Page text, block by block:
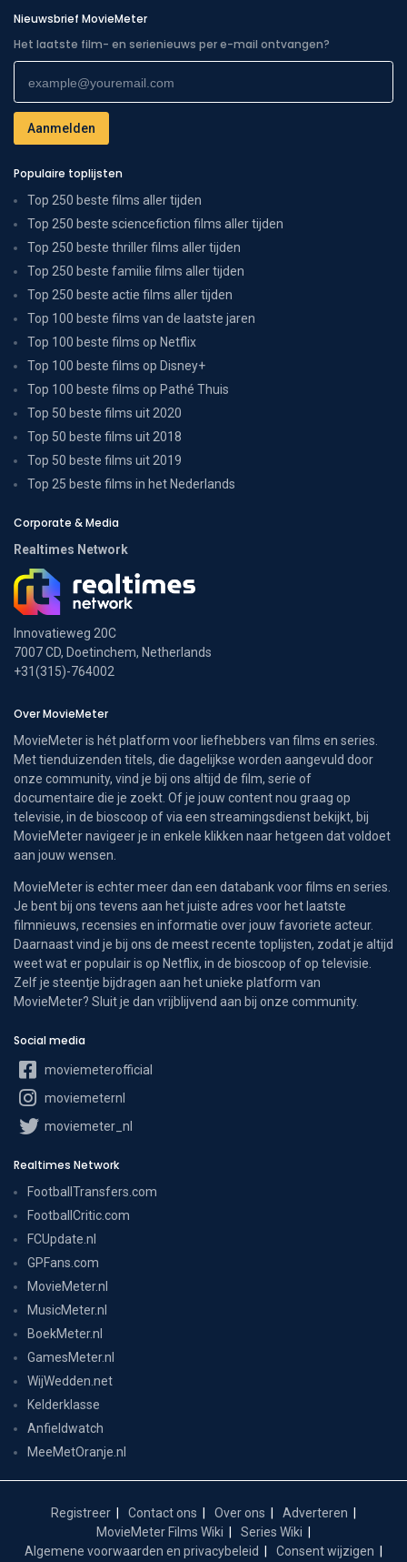
Nieuwsbrief MovieMeter
Het laatste film- en serienieuws per e-mail ontvangen?
Populaire toplijsten
Top 250 beste films aller tijden
Top 250 beste sciencefiction films aller tijden
Top 250 beste thriller films aller tijden
Top 250 beste familie films aller tijden
Top 250 beste actie films aller tijden
Top 100 beste films van de laatste jaren
Top 100 beste films op Netflix
Top 100 beste films op Disney+
Top 100 beste films op Pathé Thuis
Top 50 beste films uit 2020
Top 50 beste films uit 2018
Top 50 beste films uit 2019
Top 25 beste films in het Nederlands
Corporate & Media
Realtimes Network
Innovatieweg 20C
7007 CD, Doetinchem, Netherlands
+31(315)-764002
Over MovieMeter
MovieMeter is hét platform voor liefhebbers van films en series.
Met tienduizenden titels, die dagelijkse worden aangevuld door
onze community, vind je bij ons altijd de film, serie of
documentaire die je zoekt. Of je jouw content nou graag op
televisie, in de bioscoop of via een streamingsdienst bekijkt, bij
MovieMeter navigeer je in enkele klikken naar hetgeen dat voldoet
aan jouw wensen.
MovieMeter is echter meer dan een databank voor films en series.
Je bent bij ons tevens aan het juiste adres voor het laatste
filmnieuws, recensies en informatie over jouw favoriete acteur.
Daarnaast vind je bij ons de meest recente toplijsten, zodat je altijd
weet wat er populair is op Netflix, in de bioscoop of op televisie.
Zelf je steentje bijdragen aan het unieke platform van
MovieMeter? Sluit je dan vrijblijvend aan bij onze community.
Social media
moviemeterofficial
moviemeternl
moviemeter_nl
Realtimes Network
FootballTransfers.com
FootballCritic.com
FCUpdate.nl
GPFans.com
MovieMeter.nl
MusicMeter.nl
BoekMeter.nl
GamesMeter.nl
WijWedden.net
Kelderklasse
Anfieldwatch
MeeMetOranje.nl
Registreer Contact ons Over ons
Adverteren
MovieMeter Films Wiki
Series Wiki
Algemene voorwaarden en privacybeleid
Consent wijzigen